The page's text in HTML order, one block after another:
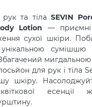
та тіла SEVIN
Lotion — приємні
сухої шкіри.
сумішшю
Збагачений
для рук і тіла
шкіру.
есенції